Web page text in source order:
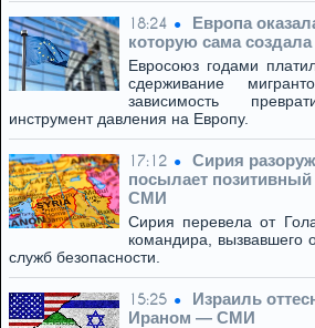
18:24
Европа
которую сама
Евросоюз годами
сдерживание
зависимость
инструмент давления на Европу.
17:12
Сирия
посылает
СМИ
Сирия перевела от
командира, вызвавшего
служб безопасности.
15:25
Израиль
Ираном — СМИ